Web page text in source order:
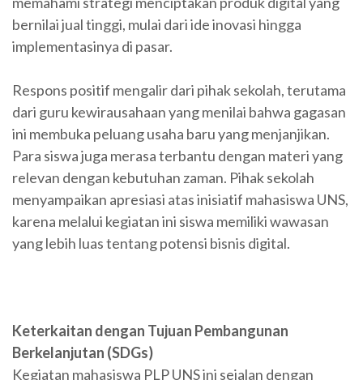
bernilai jual tinggi, mulai dari ide inovasi hingga
implementasinya di pasar.
Respons positif mengalir dari pihak sekolah, terutama
dari guru kewirausahaan yang menilai bahwa gagasan
ini membuka peluang usaha baru yang menjanjikan.
Para siswa juga merasa terbantu dengan materi yang
relevan dengan kebutuhan zaman. Pihak sekolah
menyampaikan apresiasi atas inisiatif mahasiswa UNS,
karena melalui kegiatan ini siswa memiliki wawasan
yang lebih luas tentang potensi bisnis digital.
Keterkaitan dengan Tujuan Pembangunan
Berkelanjutan (SDGs)
Kegiatan mahasiswa PLP UNS ini sejalan dengan